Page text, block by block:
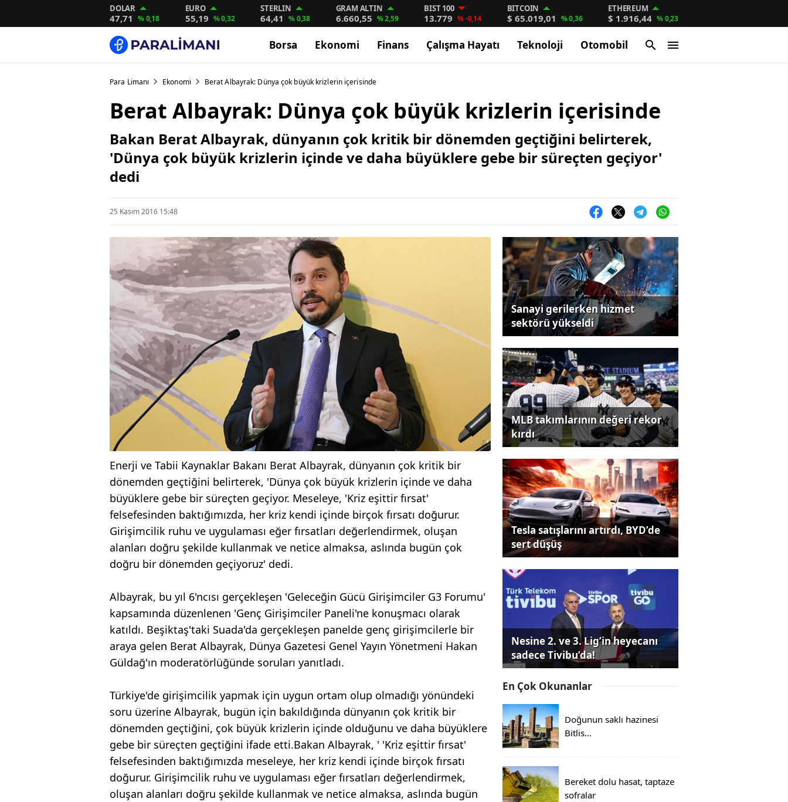
DOLAR
47,71 % 0,18
EURO
55,19 % 0,32
STERLIN
64,41 % 0,38
GRAM ALTIN
6.660,55 % 2,59
BIST 100
13.779 % -0,14
BITCOIN
$ 65.019,01 % 0,36
ETHEREUM
$ 1.916,44 % 0,23
Borsa Ekonomi Finans Çalışma Hayatı Teknoloji Otomobil
Para Limanı Ekonomi Berat Albayrak: Dünya çok büyük krizlerin içerisinde
Berat Albayrak: Dünya çok büyük krizlerin içerisinde
Bakan Berat Albayrak, dünyanın çok kritik bir dönemden geçtiğini belirterek,
'Dünya çok büyük krizlerin içinde ve daha büyüklere gebe bir süreçten geçiyor'
dedi
25 Kasım 2016 15:48
Enerji ve Tabii Kaynaklar Bakanı Berat Albayrak, dünyanın çok kritik bir
dönemden geçtiğini belirterek, 'Dünya çok büyük krizlerin içinde ve daha
büyüklere gebe bir süreçten geçiyor. Meseleye, 'Kriz eşittir fırsat'
felsefesinden baktığımızda, her kriz kendi içinde birçok fırsatı doğurur.
Girişimcilik ruhu ve uygulaması eğer fırsatları değerlendirmek, oluşan
alanları doğru şekilde kullanmak ve netice almaksa, aslında bugün çok
doğru bir dönemden geçiyoruz' dedi.
Albayrak, bu yıl 6'ncısı gerçekleşen 'Geleceğin Gücü Girişimciler G3 Forumu'
kapsamında düzenlenen 'Genç Girişimciler Paneli'ne konuşmacı olarak
katıldı. Beşiktaş'taki Suada'da gerçekleşen panelde genç girişimcilerle bir
araya gelen Berat Albayrak, Dünya Gazetesi Genel Yayın Yönetmeni Hakan
Güldağ'ın moderatörlüğünde soruları yanıtladı.
Türkiye'de girişimcilik yapmak için uygun ortam olup olmadığı yönündeki
soru üzerine Albayrak, bugün için bakıldığında dünyanın çok kritik bir
dönemden geçtiğini, çok büyük krizlerin içinde olduğunu ve daha büyüklere
gebe bir süreçten geçtiğini ifade etti.Bakan Albayrak, ' 'Kriz eşittir fırsat'
felsefesinden baktığımızda meseleye, her kriz kendi içinde birçok fırsatı
doğurur. Girişimcilik ruhu ve uygulaması eğer fırsatları değerlendirmek,
oluşan alanları doğru şekilde kullanmak ve netice almaksa, aslında bugün
Sanayi gerilerken hizmet
sektörü yükseldi
MLB takımlarının değeri rekor
kırdı
Tesla satışlarını artırdı, BYD’de
sert düşüş
Nesine 2. ve 3. Lig’in heyecanı
sadece Tivibu’da!
En Çok Okunanlar
Doğunun saklı hazinesi
Bitlis...
Bereket dolu hasat, taptaze
sofralar